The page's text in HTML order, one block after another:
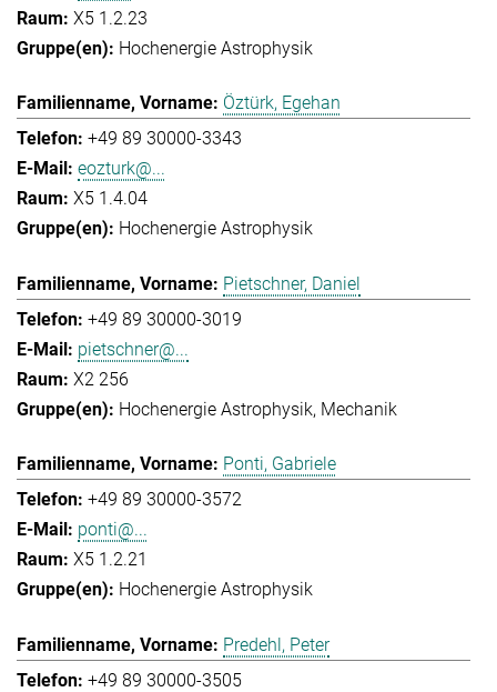
X5 1.2.23
Hochenergie Astrophysik
Öztürk, Egehan
+49 89 30000-3343
eozturk@...
X5 1.4.04
Hochenergie Astrophysik
Pietschner, Daniel
+49 89 30000-3019
pietschner@...
X2 256
Hochenergie Astrophysik Mechanik
Ponti, Gabriele
+49 89 30000-3572
ponti@...
X5 1.2.21
Hochenergie Astrophysik
Predehl, Peter
+49 89 30000-3505